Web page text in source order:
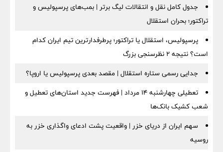
جدول کامل نقل و انتقالات لیگ برتر | بمب‌های پرسپولیس و
تراکتور؛ بحران استقلال
پرسپولیس، استقلال یا تراکتور؛ پرطرفدارترین تیم ایران کدام
است؟ نتیجه ۲ نظرسنجی بزرگ
جدایی رسمی ستاره استقلال | مقصد بعدی پرسپولیس یا اروپا؟
تعطیلی چهارشنبه ۱۴ مرداد | فهرست جدید استان‌های تعطیل و
شعب کشیک بانک‌ها
سهم ایران از دریای خزر | واقعیت پشت ادعای واگذاری خزر به
روسیه